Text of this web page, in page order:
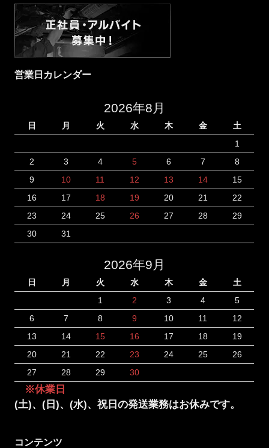
営業日カレンダー
2026年8月
日 月 火 水 木 金
土
1
2
3 4 5 6 7
8
9
10 11 12 13 14
15
16
17 18 19 20 21
22
23
24 25 26 27 28
29
30
31
2026年9月
日 月 火 水 木 金
土
1
2 3 4
5
6
7 8 9 10 11
12
13
14 15 16 17 18
19
20
21 22 23 24 25
26
27
28 29 30
※休業日
(土)、(日)、(水)、祝日の発送業務はお休みです。
コンテンツ